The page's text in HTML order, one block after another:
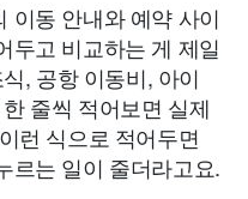
이동 안내와 예약 사이
두고 비교하는 게 제일
, 공항 이동비, 아이
줄씩 적어보면 실제
런 식으로 적어두면
르는 일이 줄더라고요.